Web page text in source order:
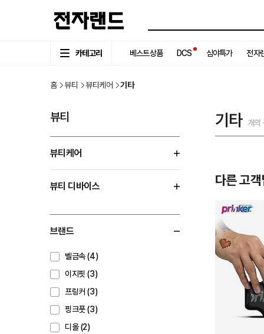
카테고리 베스트상품 DCS 심야특가 전자
홈 뷰티 뷰티케어 기타
뷰티
뷰티케어
뷰티 디바이스
브랜드
벨금속 (4)
이지핏 (3)
프링커 (3)
핑크풋 (3)
디올 (2)
기타 개의
다른 고